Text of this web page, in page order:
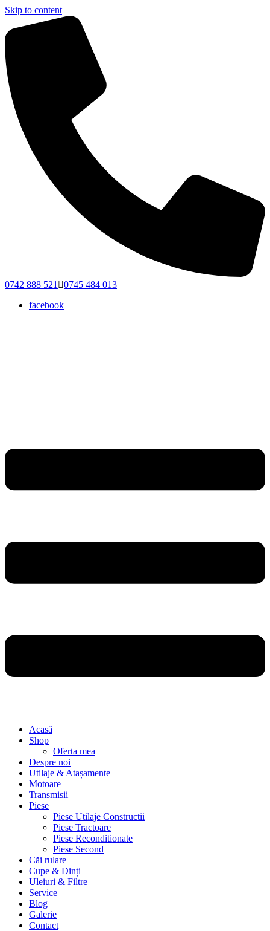
Skip to content
0742 888 521
0745 484 013
facebook
Acasă
Shop
Oferta mea
Despre noi
Utilaje & Atașamente
Motoare
Transmisii
Piese
Piese Utilaje Constructii
Piese Tractoare
Piese Reconditionate
Piese Second
Căi rulare
Cupe & Dinți
Uleiuri & Filtre
Service
Blog
Galerie
Contact